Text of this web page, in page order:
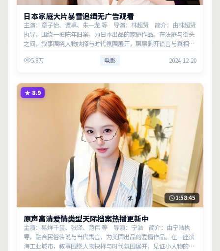
日本家庭大片暴雪追缉无广告观看
主演：章子怡、谭卓、朱一龙 等 导演：林超贤 简介：由林超贤
执导，围绕一桩陈年旧案，为日本出品的家庭作品。在法庭与街头
之间，叙事围绕人物抉择与时代氛围展开，层层剥开谎言与真相。
5.8万 电影 2024-12-20
★ 8.9
1:58:45
原声高清爱情类型天际档案热播更新中
主演：易烊千玺、张译、范伟 等 导演：宁浩 简介：由宁浩执
导，融合民俗传说与当代寓言，为美国出品的爱情作品。在一座滨
海工业城市，叙事围绕人物抉择与时代氛围展开，见证小人物的尊